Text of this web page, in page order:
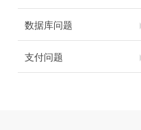
数据库问题
支付问题